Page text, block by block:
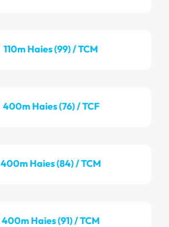
110m Haies (99) / TCM
400m Haies (76) / TCF
400m Haies (84) / TCM
400m Haies (91) / TCM